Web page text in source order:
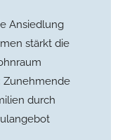
Ansiedlung
stärkt die
Zunehmende
durch